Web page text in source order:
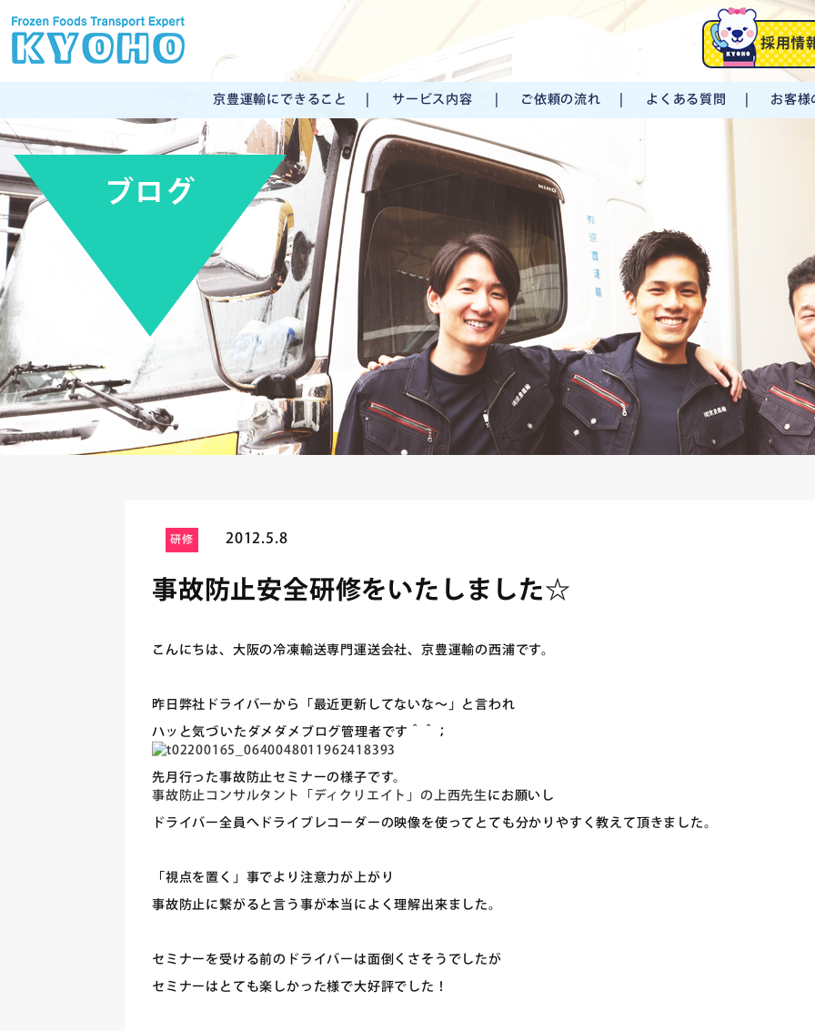
採用情
京豊運輸にできること サービス内容 ご依頼の流れ よくある質問 お客様
ブログ
研修 2012.5.8
事故防止安全研修をいたしました☆
こんにちは、大阪の冷凍輸送専門運送会社、京豊運輸の西浦です。
昨日弊社ドライバーから「最近更新してないな～」と言われ
ハッと気づいたダメダメブログ管理者です＾＾；
先月行った事故防止セミナーの様子です。
事故防止コンサルタント「ディクリエイト」の上西先生にお願いし
ドライバー全員へドライブレコーダーの映像を使ってとても分かりやすく教えて頂きました。
「視点を置く」事でより注意力が上がり
事故防止に繋がると言う事が本当によく理解出来ました。
セミナーを受ける前のドライバーは面倒くさそうでしたが
セミナーはとても楽しかった様で大好評でした！